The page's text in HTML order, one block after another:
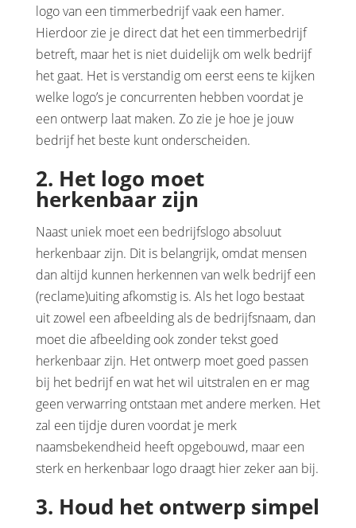
logo van een timmerbedrijf vaak een hamer.
Hierdoor zie je direct dat het een timmerbedrijf
betreft, maar het is niet duidelijk om welk bedrijf
het gaat. Het is verstandig om eerst eens te kijken
welke logo’s je concurrenten hebben voordat je
een ontwerp laat maken. Zo zie je hoe je jouw
bedrijf het beste kunt onderscheiden.
2. Het logo moet
herkenbaar zijn
Naast uniek moet een bedrijfslogo absoluut
herkenbaar zijn. Dit is belangrijk, omdat mensen
dan altijd kunnen herkennen van welk bedrijf een
(reclame)uiting afkomstig is. Als het logo bestaat
uit zowel een afbeelding als de bedrijfsnaam, dan
moet die afbeelding ook zonder tekst goed
herkenbaar zijn. Het ontwerp moet goed passen
bij het bedrijf en wat het wil uitstralen en er mag
geen verwarring ontstaan met andere merken. Het
zal een tijdje duren voordat je merk
naamsbekendheid heeft opgebouwd, maar een
sterk en herkenbaar logo draagt hier zeker aan bij.
3. Houd het ontwerp simpel